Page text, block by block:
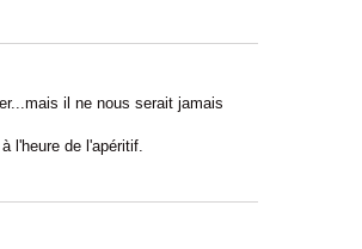
il ne nous serait jamais
l'heure de l'apéritif.